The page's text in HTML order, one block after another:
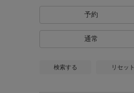
予約
通常
検索する リセット